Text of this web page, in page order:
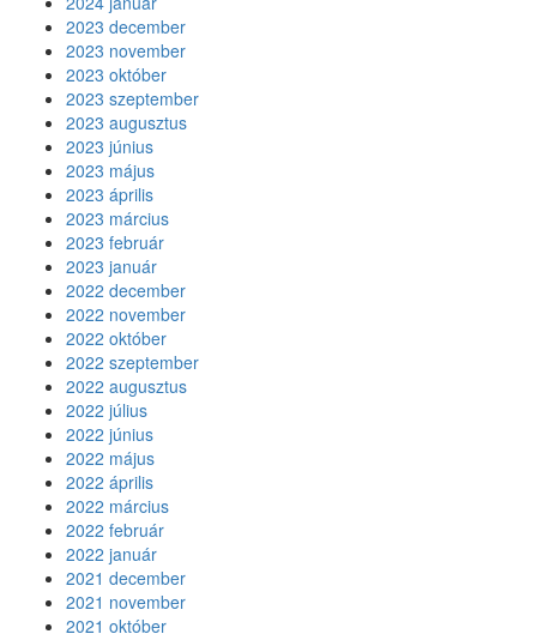
2023 december
2023 november
2023 október
2023 szeptember
2023 augusztus
2023 június
2023 május
2023 április
2023 március
2023 február
2023 január
2022 december
2022 november
2022 október
2022 szeptember
2022 augusztus
2022 július
2022 június
2022 május
2022 április
2022 március
2022 február
2022 január
2021 december
2021 november
2021 október